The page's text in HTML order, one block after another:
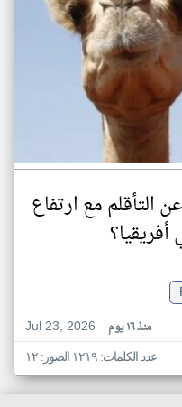
مع ارتفاع
Jul 23, 2026
منذ ١٦ يوم
عدد الكلمات: ١٢١٩ الصور: ١٢